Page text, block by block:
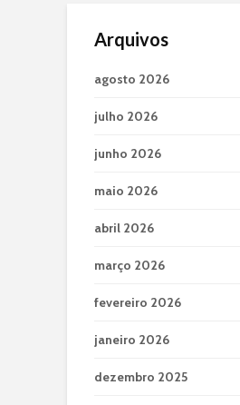
Arquivos
agosto 2026
julho 2026
junho 2026
maio 2026
abril 2026
março 2026
fevereiro 2026
janeiro 2026
dezembro 2025